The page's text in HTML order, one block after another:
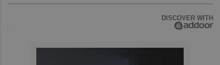
DISCOVER WITH